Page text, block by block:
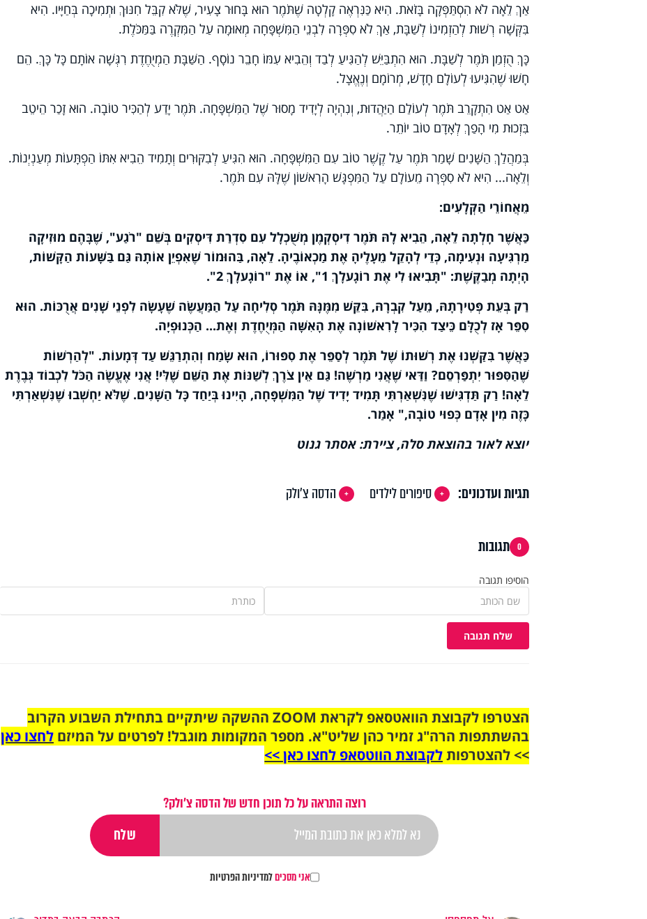
אַךְ לֵאָה לֹא הִסְתַּפְּקָה בָּזֹאת. הִיא כַּנִּרְאֶה קָלְטָה שֶׁתֹּמֶר הוּא בָּחוּר צָעִיר, שֶׁלֹּא קִבֵּל חִנּוּךְ וּתְמִיכָה בְּחַיָּיו. הִיא
בִּקְּשָׁה רְשׁוּת לְהַזְמִינוֹ לְשַׁבָּת, אַךְ לֹא סִפְּרָה לִבְנֵי הַמִּשְׁפָּחָה מְאוּמָה עַל הַמִּקְרֶה בַּמַּכֹּלֶת.
כָּךְ הֻזְמַן תֹּמֶר לְשַׁבָּת. הוּא הִתְבַּיֵּשׁ לְהַגִּיעַ לְבַד וְהֵבִיא עִמּוֹ חָבֵר נוֹסָף. הַשַּׁבָּת הַמְיֻחֶדֶת רִגְּשָׁה אוֹתָם כָּל כָּךְ. הֵם
חָשׁוּ שֶׁהִגִּיעוּ לְעוֹלָם חָדָשׁ, מְרוֹמָם וְנֶאֱצָל.
אַט אַט הִתְקָרֵב תֹּמֶר לְעוֹלַם הַיַּהֲדוּת, וְנִהְיָה לְיָדִיד מָסוּר שֶׁל הַמִּשְׁפָּחָה. תֹּמֶר יָדַע לְהַכִּיר טוֹבָה. הוּא זָכַר הֵיטֵב
בִּזְכוּת מִי הָפַךְ לְאָדָם טוֹב יוֹתֵר.
בְּמַהֲלַךְ הַשָּׁנִים שָׁמַר תֹּמֶר עַל קֶשֶׁר טוֹב עִם הַמִּשְׁפָּחָה. הוּא הִגִּיעַ לְבִקּוּרִים וְתָמִיד הֵבִיא אִתּוֹ הַפְתָּעוֹת מְעַנְיְנוֹת.
וְלֵאָה... הִיא לֹא סִפְּרָה מֵעוֹלָם עַל הַמִּפְגָּשׁ הָרִאשׁוֹן שֶׁלָּהּ עִם תֹּמֶר.
מֵאֲחוֹרֵי הַקְּלָעִים:
כַּאֲשֶׁר חָלְתָה לֵאָה, הֵבִיא לָהּ תֹּמֶר דִיסְקְמֶן מְשֻׁכְלָל עִם סִדְרַת דִּיסְקִים בְּשֵׁם "רֹגַע", שֶׁבָּהֶם מוּזִיקָה
מַרְגִּיעָה וּנְעִימָה, כְּדֵי לְהָקֵל מֵעָלֶיהָ אֶת מַכְאוֹבֶיהָ. לֵאָה, בַּהוּמוֹר שֶׁאִפְיֵן אוֹתָהּ גַּם בַּשָּׁעוֹת הַקָּשׁוֹת,
הָיְתָה מְבַקֶּשֶׁת: "תָּבִיאוּ לִי אֶת רוֹגָעלָךְ 1", אוֹ אֶת "רוֹגָעלָךְ 2".
רַק בְּעֵת פְּטִירָתָהּ, מֵעַל קִבְרָהּ, בִּקֵּשׁ מִמֶּנָּהּ תֹּמֶר סְלִיחָה עַל הַמַּעֲשֶׂה שֶׁעָשָׂה לִפְנֵי שָׁנִים אֲרֻכּוֹת. הוּא
סִפֵּר אָז לְכֻלָּם כֵּיצַד הִכִּיר לָרִאשׁוֹנָה אֶת הָאִשָּׁה הַמְּיֻחֶדֶת וְאֶת... הַכְּנוּפְיָה.
כַּאֲשֶׁר בִּקַּשְׁנוּ אֶת רְשׁוּתוֹ שֶׁל תֹּמֶר לְסַפֵּר אֶת סִפּוּרוֹ, הוּא שָׂמַח וְהִתְרַגֵּשׁ עַד דְּמָעוֹת. "לְהַרְשׁוֹת
שֶׁהַסִּפּוּר יִתְפַּרְסֵם? וַדַּאי שֶׁאֲנִי מַרְשֶׁה! גַּם אֵין צֹרֶךְ לְשַׁנּוֹת אֶת הַשֵּׁם שֶׁלִּי! אֲנִי אֶעֱשֶׂה הַכֹּל לִכְבוֹד גְּבֶרֶת
לֵאָה! רַק תַּדְגִּישׁוּ שֶׁנִּשְׁאַרְתִּי תָּמִיד יָדִיד שֶׁל הַמִּשְׁפָּחָה, הָיִינוּ בְּיַחַד כָּל הַשָּׁנִים. שֶׁלֹּא יַחְשְׁבוּ שֶׁנִּשְׁאַרְתִּי
כָּזֶה מִין אָדָם כְּפוּי טוֹבָה," אָמַר.
יוצא לאור בהוצאת סלה, ציירת: אסתר גנוט
תגיות ועדכונים: סיפורים לילדים הדסה צ'ולק
0 תגובות
הוסיפו תגובה
שלח תגובה
הצטרפו לקבוצת הוואטסאפ לקראת ZOOM ההשקה שיתקיים בתחילת השבוע הקרוב
בהשתתפות הרה"ג זמיר כהן שליט"א. מספר המקומות מוגבל! לפרטים על המיזם לחצו כאן
>> להצטרפותלקבוצת הווטסאפ לחצו כאן >>
רוצה התראה על כל תוכן חדש של הדסה צ'ולק?
אני מסכיםלמדיניות הפרטיות